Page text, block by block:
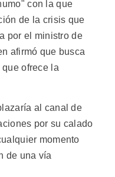
con la que
de la crisis que
por el ministro de
afirmó que busca
ofrece la
al canal de
por su calado
momento
de una vía